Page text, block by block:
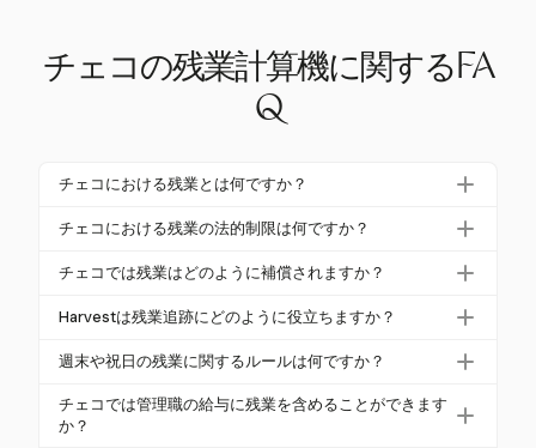
チェコの残業計算機に関するFA
Q
チェコにおける残業とは何ですか？
チェコでは、残業は標準の40時間労働週または合意
り、雇用主の指示または同意のもとで行われます。
間の両方を含みます。
チェコにおける残業の法的制限は何ですか？
雇用主は、週に最大8時間、年間150時間の残業を命
16時間まで延長できます。これは、団体協定に基づ
チェコでは残業はどのように補償されますか？
残業は、平均賃金の最低125%で補償されます。祝日
が可能ですが、3ヶ月以内に取得する必要がありま
Harvestは残業追跡にどのように役立ちますか？
Harvestを使用すると、残業タスクに対して異なる請
業賃金率を追跡できます。チェコの規制に準拠する
ための記録保持を支援します。
週末や祝日の残業に関するルールは何ですか？
チェコの週末の残業は最低110%で支払われ、祝日に
は200%の賃金補償が必要です。これらのプレミアム
チェコでは管理職の給与に残業を含めることができます
か？